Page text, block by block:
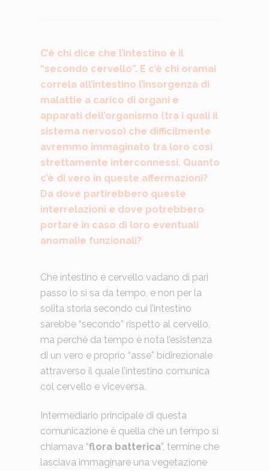
C’è chi dice che l’intestino è il
“secondo cervello”. E c’è chi oramai
correla all’intestino l’insorgenza di
malattie a carico di organi e
apparati dell’organismo (tra i quali il
sistema nervoso) che difficilmente
avremmo immaginato tra loro così
strettamente interconnessi. Quanto
c’è di vero in queste affermazioni?
Da dove partirebbero queste
interrelazioni e dove potrebbero
portare in caso di loro eventuali
anomalie funzionali?
Che intestino e cervello vadano di pari
passo lo si sa da tempo, e non per la
solita storia secondo cui l’intestino
sarebbe “secondo” rispetto al cervello,
ma perché da tempo è nota l’esistenza
di un vero e proprio “asse” bidirezionale
attraverso il quale l’intestino comunica
col cervello e viceversa.
Intermediario principale di questa
comunicazione è quella che un tempo si
chiamava “flora batterica”, termine che
lasciava immaginare una vegetazione